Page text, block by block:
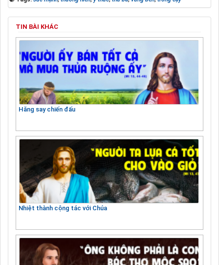
TIN BÀI KHÁC
Hăng say chiến đấu
Nhiệt thành cộng tác với Chúa